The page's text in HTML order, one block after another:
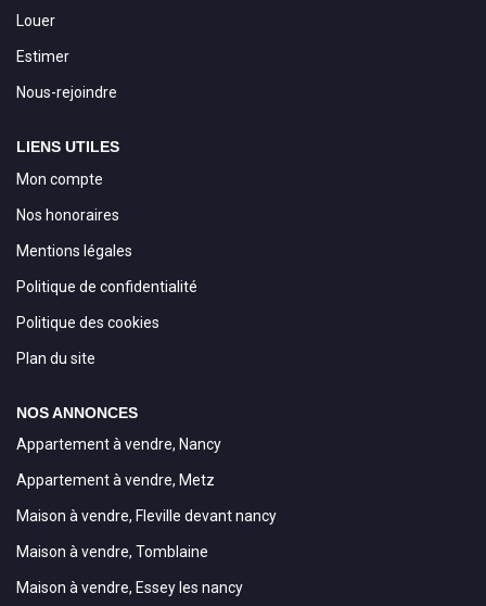
Louer
Estimer
Nous-rejoindre
LIENS UTILES
Mon compte
Nos honoraires
Mentions légales
Politique de confidentialité
Politique des cookies
Plan du site
NOS ANNONCES
Appartement à vendre, Nancy
Appartement à vendre, Metz
Maison à vendre, Fleville devant nancy
Maison à vendre, Tomblaine
Maison à vendre, Essey les nancy